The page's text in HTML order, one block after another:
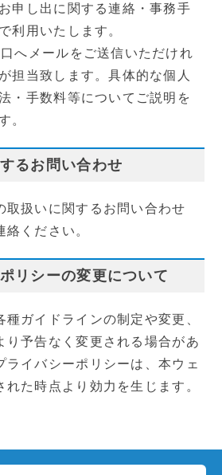
申し出に関する連絡・事務手
利用いたします。
へメールをご送信いただけれ
担当致します。具体的な個人
・手数料等についてご説明を
。
るお問い合わせ
取扱いに関するお問い合わせ
ください。
リシーの変更について
ガイドラインの制定や変更、
り予告なく変更される場合があ
ライバシーポリシーは、本ウェ
た時点より効力を生じます。